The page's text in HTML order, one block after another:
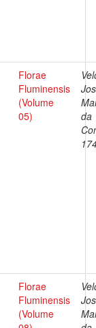
Florae
Fluminensis
(Volume
05)
da
Florae
Fluminensis
(Volume